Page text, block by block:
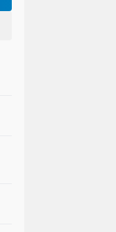
Berpengalaman di Ditreskrimsus dan Bareskrim, AKBP Hari Budiyanto Nahkodai Polres Soppeng